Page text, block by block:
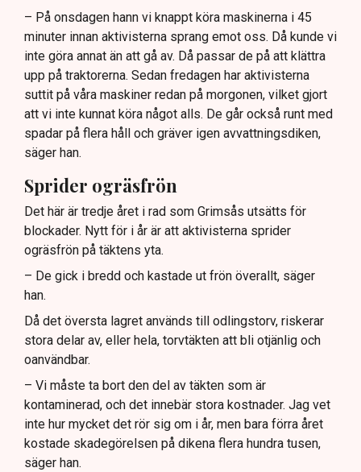
aktivisternas handlingar.
Frågor kvarstår om finansiering av illegal aktivism.
– På onsdagen hann vi knappt köra maskinerna i 45
minuter innan aktivisterna sprang emot oss. Då kunde vi
inte göra annat än att gå av. Då passar de på att klättra
upp på traktorerna. Sedan fredagen har aktivisterna
suttit på våra maskiner redan på morgonen, vilket gjort
att vi inte kunnat köra något alls. De går också runt med
spadar på flera håll och gräver igen avvattningsdiken,
säger han.
Sprider ogräsfrön
Det här är tredje året i rad som Grimsås utsätts för
blockader. Nytt för i år är att aktivisterna sprider
ogräsfrön på täktens yta.
– De gick i bredd och kastade ut frön överallt, säger
han.
Då det översta lagret används till odlingstorv, riskerar
stora delar av, eller hela, torvtäkten att bli otjänlig och
oanvändbar.
– Vi måste ta bort den del av täkten som är
kontaminerad, och det innebär stora kostnader. Jag vet
inte hur mycket det rör sig om i år, men bara förra året
kostade skadegörelsen på dikena flera hundra tusen,
säger han.